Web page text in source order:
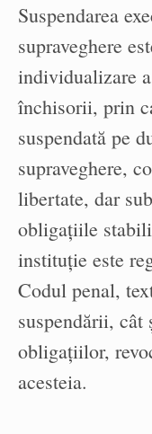
Suspendarea
supraveghere
individualizare
închisorii, prin
suspendată pe
supraveghere,
libertate, dar
obligațiile
instituție este
Codul penal,
suspendării, cât
obligațiilor,
acesteia.